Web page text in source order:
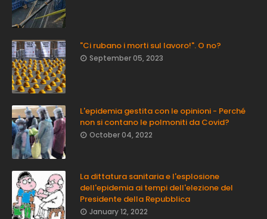
"Ci rubano i morti sul lavoro!". O no?
September 05, 2023
L'epidemia gestita con le opinioni - Perché
non si contano le polmoniti da Covid?
October 04, 2022
La dittatura sanitaria e l'esplosione
dell'epidemia ai tempi dell'elezione del
Presidente della Repubblica
January 12, 2022